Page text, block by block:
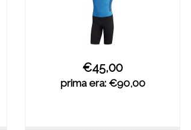
€45,00
prima era: €90,00